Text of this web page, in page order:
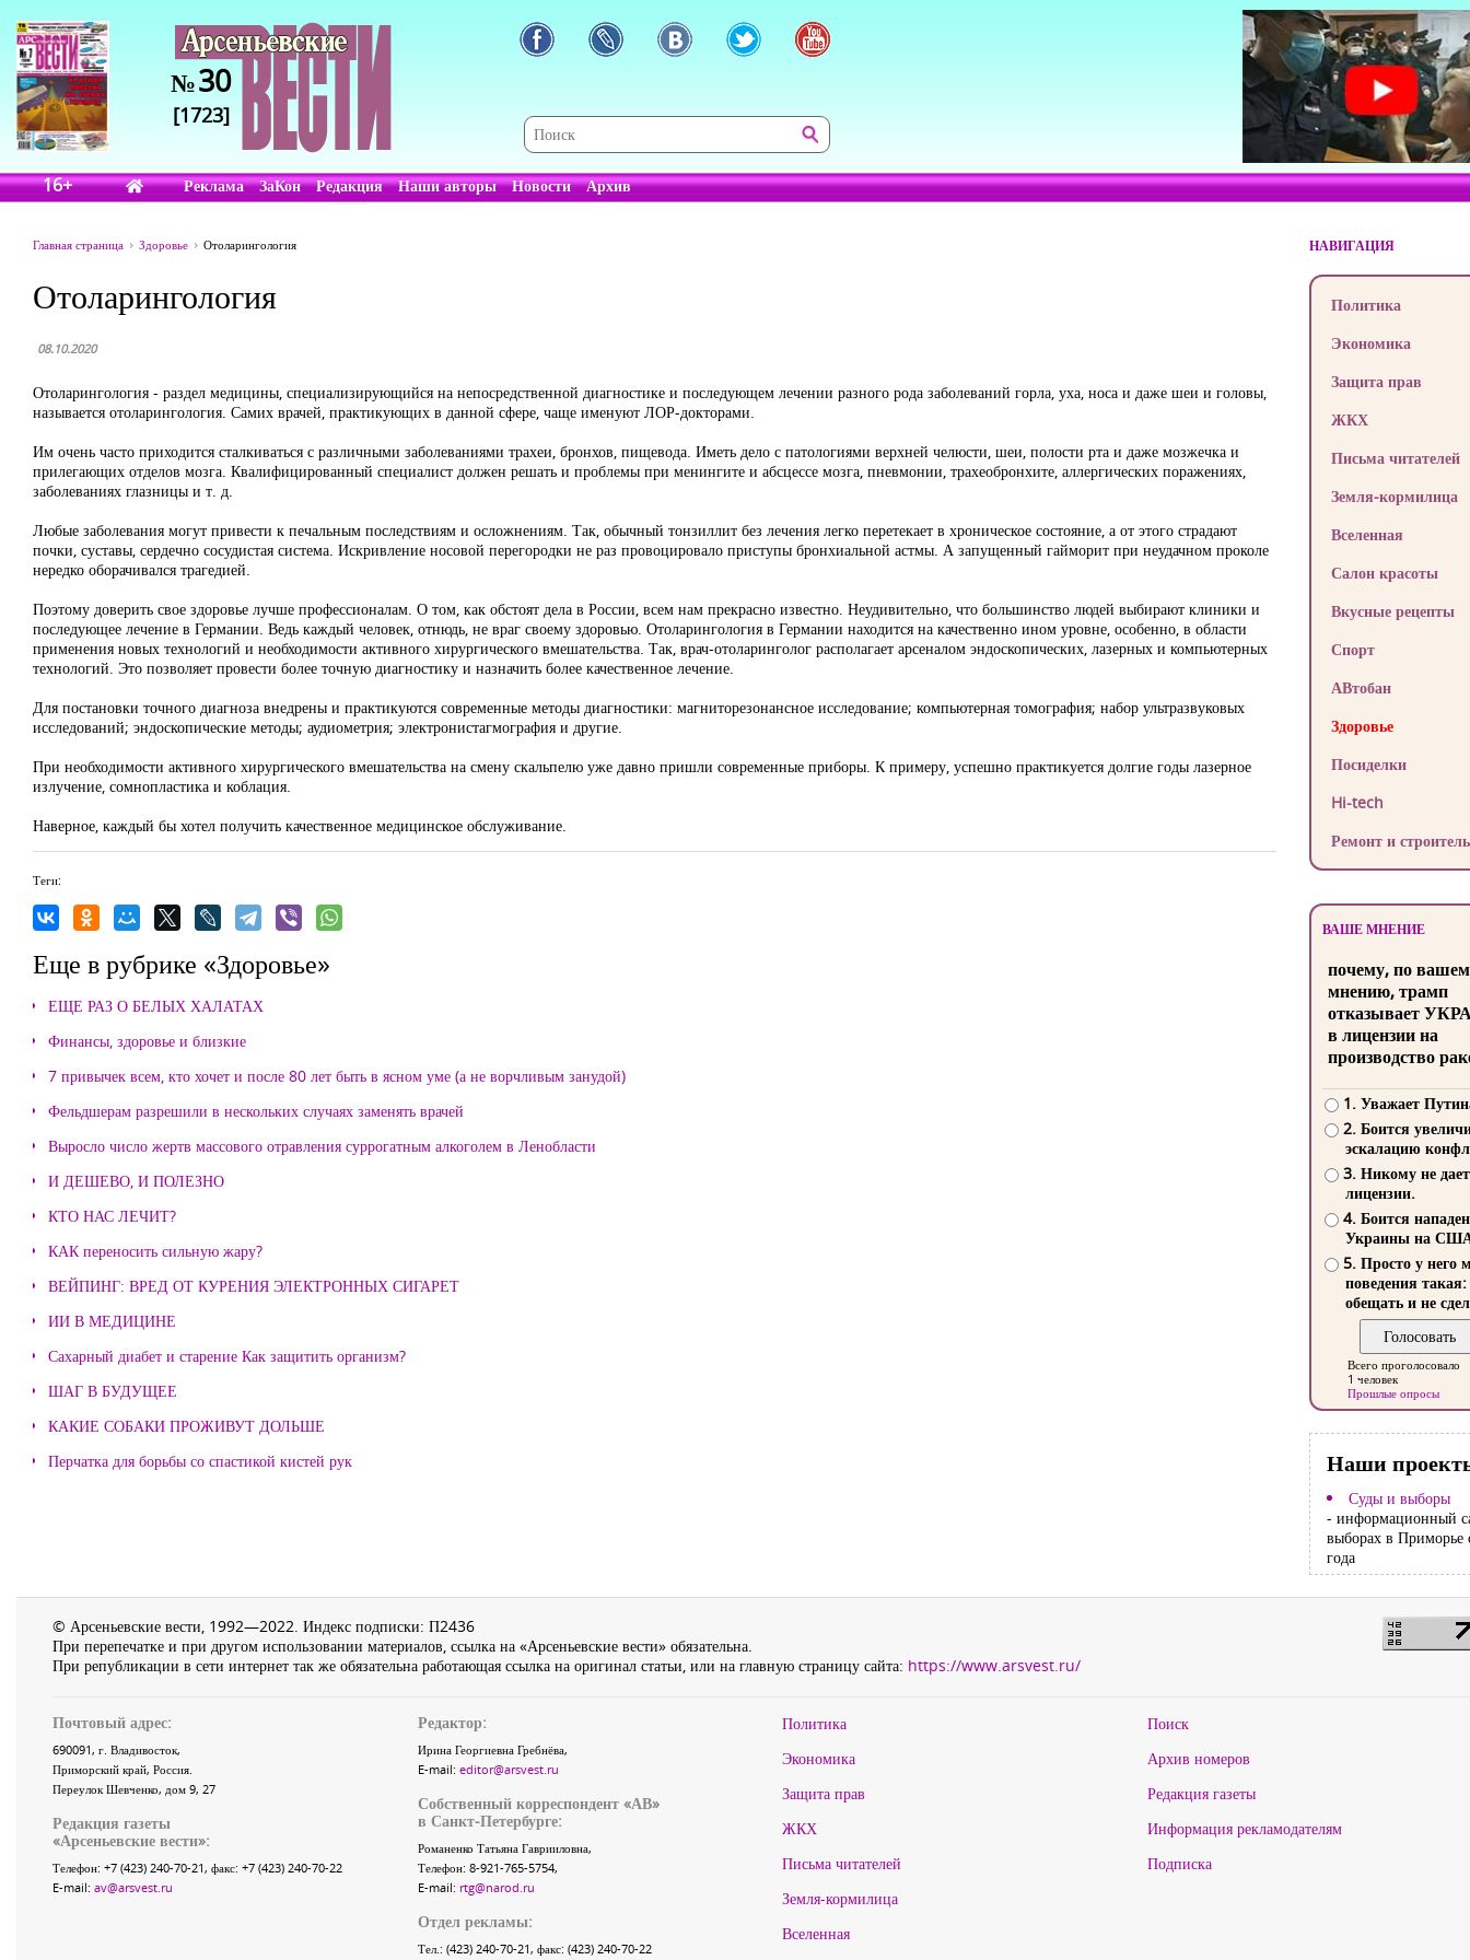
№30
[1723]
16+ Реклама ЗаКон Редакция Наши авторы Новости Архив
Главная страница Здоровье Отоларингология
Отоларингология
08.10.2020
Отоларингология - раздел медицины, специализирующийся на непосредственной диагностике и последующем лечении разного рода заболеваний горла, уха, носа и даже шеи и головы,
называется отоларингология. Самих врачей, практикующих в данной сфере, чаще именуют ЛОР-докторами.
Им очень часто приходится сталкиваться с различными заболеваниями трахеи, бронхов, пищевода. Иметь дело с патологиями верхней челюсти, шеи, полости рта и даже мозжечка и
прилегающих отделов мозга. Квалифицированный специалист должен решать и проблемы при менингите и абсцессе мозга, пневмонии, трахеобронхите, аллергических поражениях,
заболеваниях глазницы и т. д.
Любые заболевания могут привести к печальным последствиям и осложнениям. Так, обычный тонзиллит без лечения легко перетекает в хроническое состояние, а от этого страдают
почки, суставы, сердечно сосудистая система. Искривление носовой перегородки не раз провоцировало приступы бронхиальной астмы. А запущенный гайморит при неудачном проколе
нередко оборачивался трагедией.
Поэтому доверить свое здоровье лучше профессионалам. О том, как обстоят дела в России, всем нам прекрасно известно. Неудивительно, что большинство людей выбирают клиники и
последующее лечение в Германии. Ведь каждый человек, отнюдь, не враг своему здоровью. Отоларингология в Германии находится на качественно ином уровне, особенно, в области
применения новых технологий и необходимости активного хирургического вмешательства. Так, врач-отоларинголог располагает арсеналом эндоскопических, лазерных и компьютерных
технологий. Это позволяет провести более точную диагностику и назначить более качественное лечение.
Для постановки точного диагноза внедрены и практикуются современные методы диагностики: магниторезонансное исследование; компьютерная томография; набор ультразвуковых
исследований; эндоскопические методы; аудиометрия; электронистагмография и другие.
При необходимости активного хирургического вмешательства на смену скальпелю уже давно пришли современные приборы. К примеру, успешно практикуется долгие годы лазерное
излучение, сомнопластика и коблация.
Наверное, каждый бы хотел получить качественное медицинское обслуживание.
Теги:
Еще в рубрике «Здоровье»
ЕЩЕ РАЗ О БЕЛЫХ ХАЛАТАХ
Финансы, здоровье и близкие
7 привычек всем, кто хочет и после 80 лет быть в ясном уме (а не ворчливым занудой)
Фельдшерам разрешили в нескольких случаях заменять врачей
Выросло число жертв массового отравления суррогатным алкоголем в Ленобласти
И ДЕШЕВО, И ПОЛЕЗНО
КТО НАС ЛЕЧИТ?
КАК переносить сильную жару?
ВЕЙПИНГ: ВРЕД ОТ КУРЕНИЯ ЭЛЕКТРОННЫХ СИГАРЕТ
ИИ В МЕДИЦИНЕ
Сахарный диабет и старение Как защитить организм?
ШАГ В БУДУЩЕЕ
КАКИЕ СОБАКИ ПРОЖИВУТ ДОЛЬШЕ
Перчатка для борьбы со спастикой кистей рук
НАВИГАЦИЯ
Политика
Экономика
Защита прав
ЖКХ
Письма читателей
Земля-кормилица
Вселенная
Салон красоты
Вкусные рецепты
Спорт
АВтобан
Здоровье
Посиделки
Hi-tech
Ремонт и
ВАШЕ МНЕНИЕ
почему, по
мнению, трамп
отказывает
в лицензии на
производство
1. Уважает
2. Боится
эскалацию
3. Никому не
лицензии.
4. Боится
Украины на
5. Просто у него
поведения такая:
обещать и не
Всего проголосовало
1 человек
Прошлые опросы
Наши
Суды и выборы
- информационный
выборах в Приморье
года
© Арсеньевские вести, 1992—2022. Индекс подписки: П2436
При перепечатке и при другом использовании материалов, ссылка на «Арсеньевские вести» обязательна.
При републикации в сети интернет так же обязательна работающая ссылка на оригинал статьи, или на главную страницу сайта: https://www.arsvest.ru/
Почтовый адрес:
690091, г. Владивосток,
Приморский край, Россия.
Переулок Шевченко, дом 9, 27
Редакция газеты
«Арсеньевские вести»:
Телефон: +7 (423) 240-70-21, факс: +7 (423) 240-70-22
E-mail: av@arsvest.ru
Редактор:
Ирина Георгиевна Гребнёва,
E-mail: editor@arsvest.ru
Собственный корреспондент «АВ»
в Санкт-Петербурге:
Романенко Татьяна Гаврииловна,
Телефон: 8-921-765-5754,
E-mail: rtg@narod.ru
Отдел рекламы:
Тел.: (423) 240-70-21, факс: (423) 240-70-22
Политика
Экономика
Защита прав
ЖКХ
Письма читателей
Земля-кормилица
Вселенная
Поиск
Архив номеров
Редакция газеты
Информация рекламодателям
Подписка